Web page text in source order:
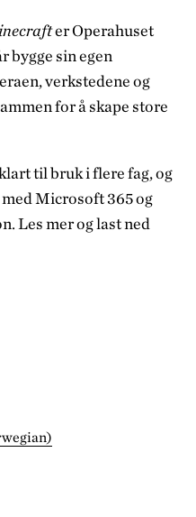
er Operahuset
bygge sin egen
verkstedene og
for å skape store
til bruk i flere fag, og
Microsoft 365 og
Les mer og last ned